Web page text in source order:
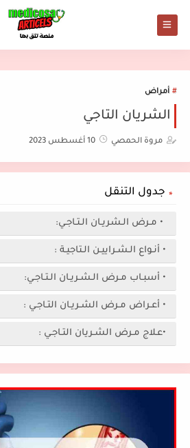
أمراض
الشريان التاجي
مروة الحمصي 10 أغسطس 2023
جدول التنقل
• مـرض الـشريـان الـتـاجـي:
• أنـواع الـشـراييـن الـتاجيـة :
• أسبـاب مـرض الـشـريـان الـتـاجـي:
• أعـراض مـرض الشـريـان التـاجـي :
•عـلاج مـرض الشـريان التـاجـي :